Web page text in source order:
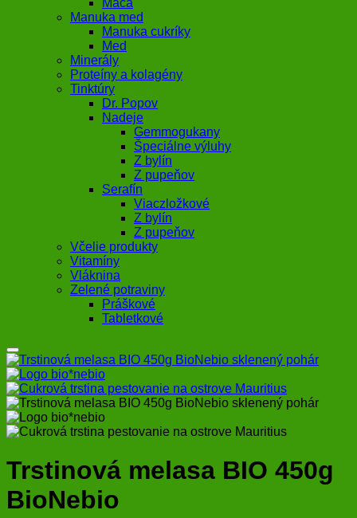
Maca
Manuka med
Manuka cukríky
Med
Minerály
Proteíny a kolagény
Tinktúry
Dr. Popov
Nadeje
Gemmogukany
Špeciálne výluhy
Z bylín
Z pupeňov
Serafín
Viaczložkové
Z bylín
Z pupeňov
Včelie produkty
Vitamíny
Vláknina
Zelené potraviny
Práškové
Tabletkové
Trstinová melasa BIO 450g
BioNebio